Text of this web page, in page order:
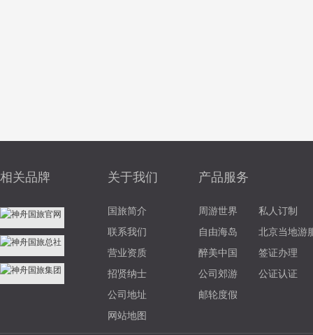
相关品牌 关于我们
国旅简介
联系我们
营业资质
招贤纳士
公司地址
网站地图
产品服务
周游世界
私人订制
自由海岛
北京当地游
醉美中国
签证办理
公司郊游
公证认证
邮轮度假